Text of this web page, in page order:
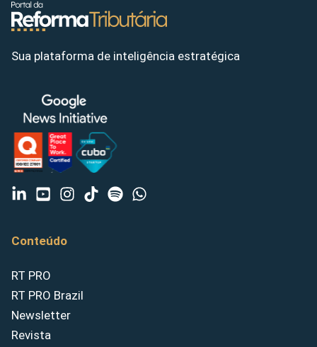
Sua plataforma de inteligência estratégica
Conteúdo
RT PRO
RT PRO Brazil
Newsletter
Revista